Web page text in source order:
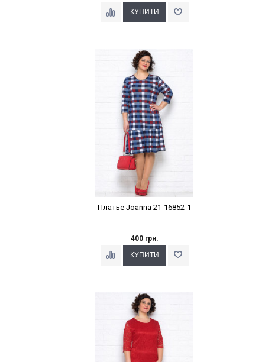
Наклейки Варіант з %
Платье Joanna 21-16852-1
400 грн.
Наклейки Варіант з %